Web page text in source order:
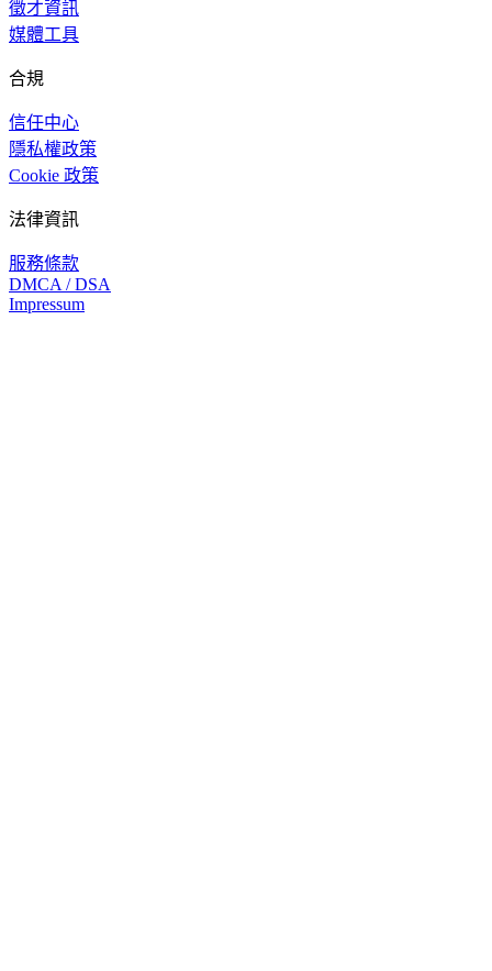
徵才資訊
媒體工具
合規
信任中心
隱私權政策
Cookie 政策
法律資訊
服務條款
DMCA / DSA
Impressum